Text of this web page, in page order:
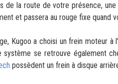
de la route de votre présence,
et passera au rouge fixe quand
Kugoo a choisi un frein moteur
système se retrouve également
possèdent un frein à disque